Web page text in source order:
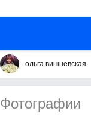
ольга вишневская
Фотографии